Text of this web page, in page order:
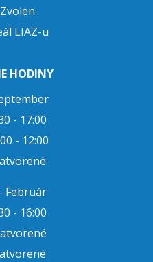
LIAZ-u
HODINY
- 17:00
- 12:00
Február
- 16:00